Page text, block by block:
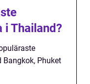
i Thailand?
Phuket